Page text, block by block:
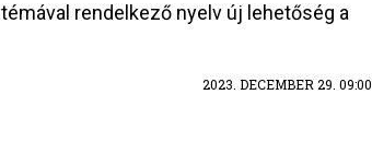
rendelkező nyelv új lehetőség a
2023. DECEMBER 29. 09:00